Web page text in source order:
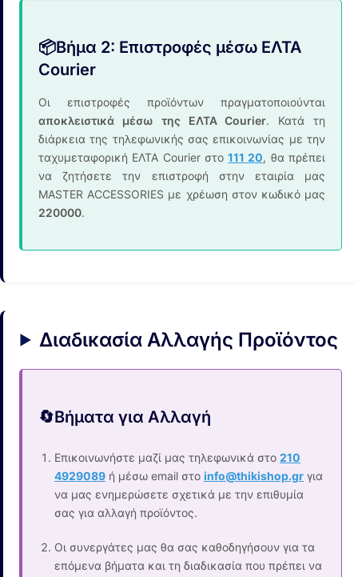
📦Βήμα 2: Επιστροφές μέσω ΕΛΤΑ
Courier
Οι επιστροφές προϊόντων πραγματοποιούνται
αποκλειστικά μέσω της ΕΛΤΑ Courier. Κατά τη
διάρκεια της τηλεφωνικής σας επικοινωνίας με την
ταχυμεταφορική ΕΛΤΑ Courier στο111 20, θα πρέπει
να ζητήσετε την επιστροφή στην εταιρία μας
MASTER ACCESSORIES με χρέωση στον κωδικό μας
220000.
Διαδικασία Αλλαγής Προϊόντος
🔄Βήματα για Αλλαγή
Επικοινωνήστε μαζί μας τηλεφωνικά στο 210
4929089 ή μέσω email στο info@thikishop.gr για
να μας ενημερώσετε σχετικά με την επιθυμία
σας για αλλαγή προϊόντος.
Οι συνεργάτες μας θα σας καθοδηγήσουν για τα
επόμενα βήματα και τη διαδικασία που πρέπει να